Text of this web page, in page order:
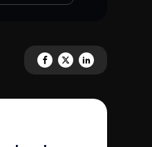
Partagez 'Sport et territoire'
Partagez 'Sport et
Partagez 'Sport et